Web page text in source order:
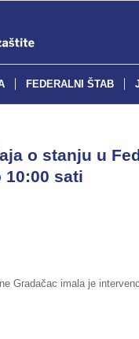
FEDERALNI ŠTAB
o stanju u
10:00 sati
Gradačac imala je